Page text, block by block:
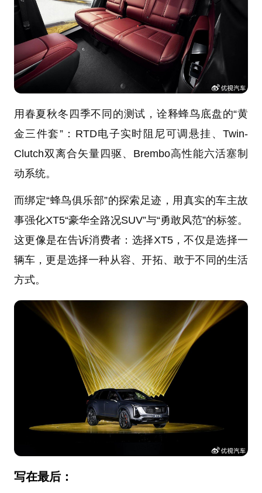
用春夏秋冬四季不同的测试，诠释蜂鸟底盘的“黄
金三件套”：RTD电子实时阻尼可调悬挂、Twin-
Clutch双离合矢量四驱、Brembo高性能六活塞制
动系统。
而绑定“蜂鸟俱乐部”的探索足迹，用真实的车主故
事强化XT5“豪华全路况SUV”与“勇敢风范”的标签。
这更像是在告诉消费者：选择XT5，不仅是选择一
辆车，更是选择一种从容、开拓、敢于不同的生活
方式。
写在最后：